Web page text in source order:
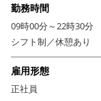
味わえます。
ボリューミーな料理に
を届けてください！
さらに店長候補のあな
理・・・と
勤務時間
09時00分～22時30分
シフト制／休憩あり
雇用形態
正社員